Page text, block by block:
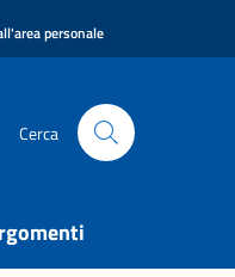
personale
Cerca